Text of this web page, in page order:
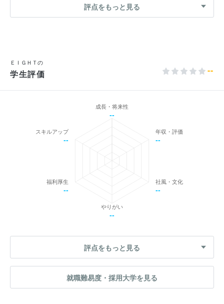
評点をもっと見る
ＥＩＧＨＴの
学生評価 --
成長・将来性
--
年収・評価
--
社風・文化
--
やりがい
--
福利厚生
--
スキルアップ
--
評点をもっと見る
就職難易度・採用大学を見る